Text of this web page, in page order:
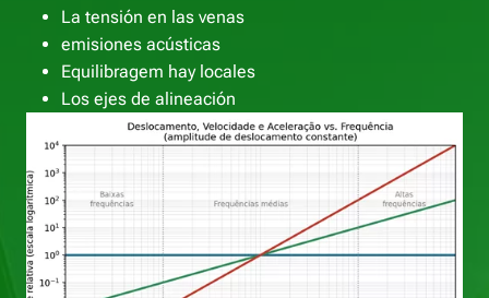
La tensión en las venas
emisiones acústicas
Equilibragem hay locales
Los ejes de alineación